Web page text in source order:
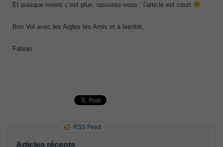
Et puisque moins c’est plus, rassurez-vous : l’article est court
Bon Vol avec les Aigles les Amis et à bientôt,
Fabian
RSS Feed
Articles récents